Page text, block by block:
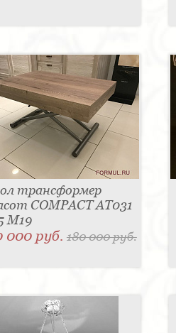
трансформер
COMPACT AT031
M19
000 руб. 180 000 руб.